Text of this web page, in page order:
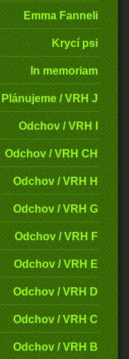
Emma Fanneli
Krycí psi
In memoriam
Plánujeme / VRH J
Odchov / VRH I
Odchov / VRH CH
Odchov / VRH H
Odchov / VRH G
Odchov / VRH F
Odchov / VRH E
Odchov / VRH D
Odchov / VRH C
Odchov / VRH B